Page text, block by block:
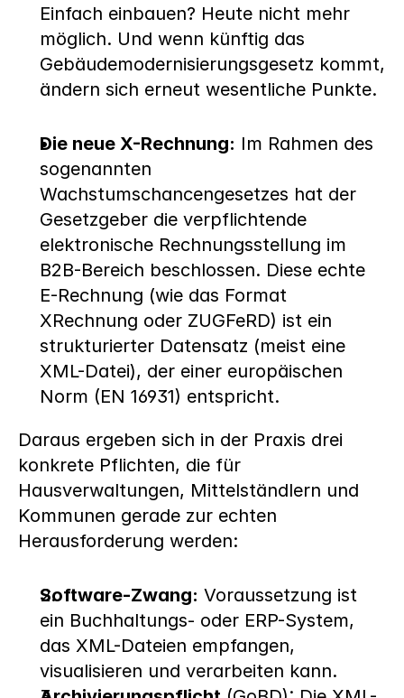
Einfach einbauen? Heute nicht mehr
möglich. Und wenn künftig das
Gebäudemodernisierungsgesetz kommt,
ändern sich erneut wesentliche Punkte.
Die neue X-Rechnung: Im Rahmen des
sogenannten
Wachstumschancengesetzes hat der
Gesetzgeber die verpflichtende
elektronische Rechnungsstellung im
B2B-Bereich beschlossen. Diese echte
E-Rechnung (wie das Format
XRechnung oder ZUGFeRD) ist ein
strukturierter Datensatz (meist eine
XML-Datei), der einer europäischen
Norm (EN 16931) entspricht.
Daraus ergeben sich in der Praxis drei
konkrete Pflichten, die für
Hausverwaltungen, Mittelständlern und
Kommunen gerade zur echten
Herausforderung werden:
Software-Zwang: Voraussetzung ist
ein Buchhaltungs- oder ERP-System,
das XML-Dateien empfangen,
visualisieren und verarbeiten kann.